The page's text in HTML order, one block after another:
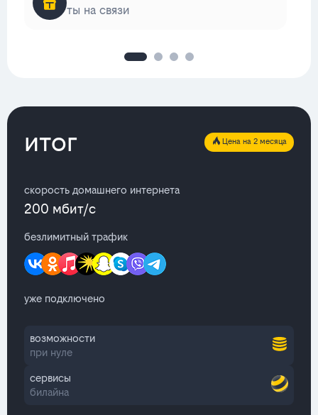
ты на связи
итог Цена на 2 месяца
скорость домашнего интернета
200 мбит/с
безлимитный трафик
уже подключено
возможности
при нуле
сервисы
билайна